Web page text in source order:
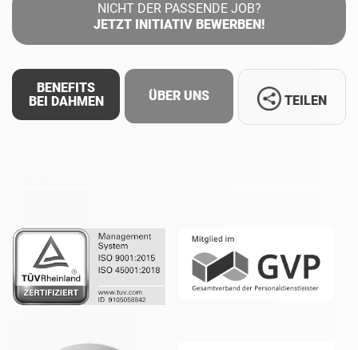
NICHT DER PASSENDE JOB?
JETZT INITIATIV BEWERBEN!
BENEFITS
BEI DAHMEN
ÜBER UNS
Whatsapp
TEILEN